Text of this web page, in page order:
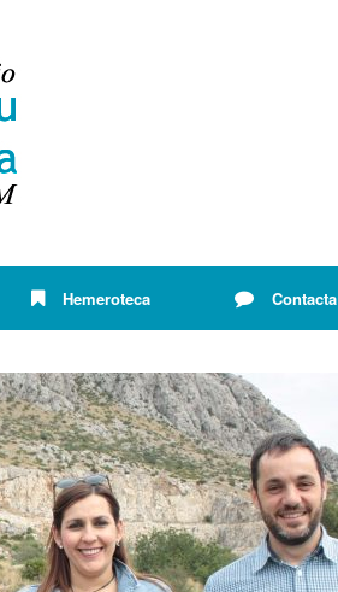
Hemeroteca Contacta